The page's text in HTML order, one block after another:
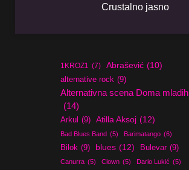
Crustalno jasno
1KROZ1 (7) Abrašević (10)
alternative rock (9)
Alternativna scena Doma mladih
(14)
Arkul (9) Atilla Aksoj (12)
Bad Blues Band (5) Barimatango (6)
Bilok (9) blues (12) Bulevar (9)
Canurra (5) Clown (5) Dario Lukić (5)